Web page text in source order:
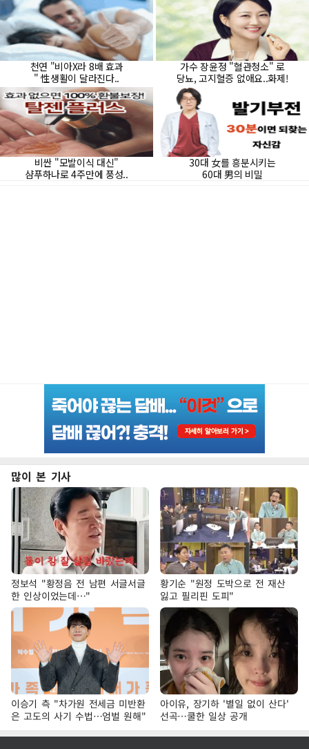
많이 본 기사
정보석 "황정음 전 남편 서글서글
한 인상이었는데…"
황기순 "원정 도박으로 전 재산
잃고 필리핀 도피"
이승기 측 "차가원 전세금 미반환
은 고도의 사기 수법…엄벌 원해"
아이유, 장기하 '별일 없이 산다'
선곡…쿨한 일상 공개